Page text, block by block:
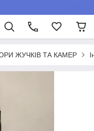
ЖУЧКІВ ТА КАМЕР